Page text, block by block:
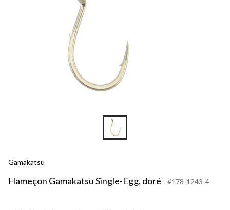
Gamakatsu
Hameçon Gamakatsu Single-Egg, doré #178-1243-4